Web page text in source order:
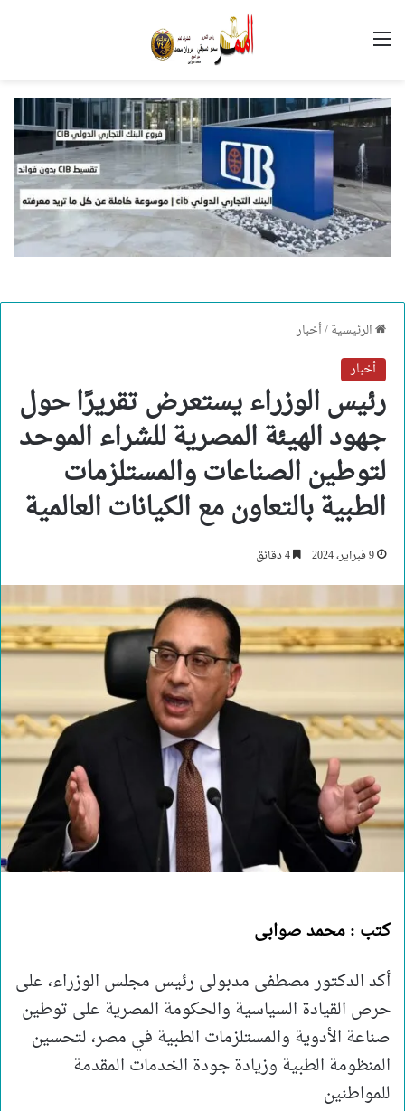
القائمة
الرئيسية/أخبار
أخبار
رئيس الوزراء يستعرض تقريرًا حول
جهود الهيئة المصرية للشراء الموحد
لتوطين الصناعات والمستلزمات
الطبية بالتعاون مع الكيانات العالمية
9 فبراير، 2024
كتب : محمد صوابى
أكد الدكتور مصطفى مدبولى رئيس مجلس الوزراء، على
حرص القيادة السياسية والحكومة المصرية على توطين
صناعة الأدوية والمستلزمات الطبية في مصر، لتحسين
المنظومة الطبية وزيادة جودة الخدمات المقدمة
للمواطنين